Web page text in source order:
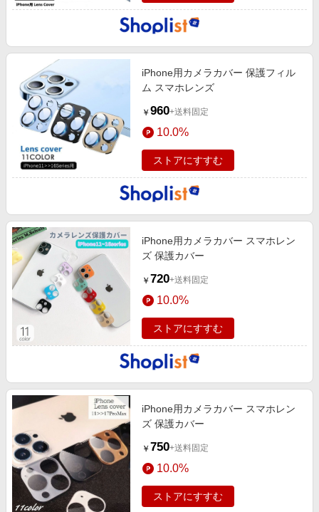
iPhone用カメラカバー 保護フィル
ム スマホレンズ
￥ 960+送料固定
10.0%
ストアにすすむ
iPhone用カメラカバー スマホレン
ズ 保護カバー
￥ 720+送料固定
10.0%
ストアにすすむ
iPhone用カメラカバー スマホレン
ズ 保護カバー
￥ 750+送料固定
10.0%
ストアにすすむ